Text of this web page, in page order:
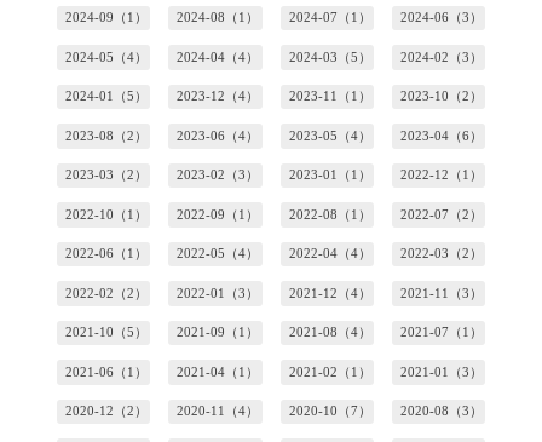
2024-09（1） 2024-08（1） 2024-07（1） 2024-06（3）
2024-05（4） 2024-04（4） 2024-03（5） 2024-02（3）
2024-01（5） 2023-12（4） 2023-11（1） 2023-10（2）
2023-08（2） 2023-06（4） 2023-05（4） 2023-04（6）
2023-03（2） 2023-02（3） 2023-01（1） 2022-12（1）
2022-10（1） 2022-09（1） 2022-08（1） 2022-07（2）
2022-06（1） 2022-05（4） 2022-04（4） 2022-03（2）
2022-02（2） 2022-01（3） 2021-12（4） 2021-11（3）
2021-10（5） 2021-09（1） 2021-08（4） 2021-07（1）
2021-06（1） 2021-04（1） 2021-02（1） 2021-01（3）
2020-12（2） 2020-11（4） 2020-10（7） 2020-08（3）